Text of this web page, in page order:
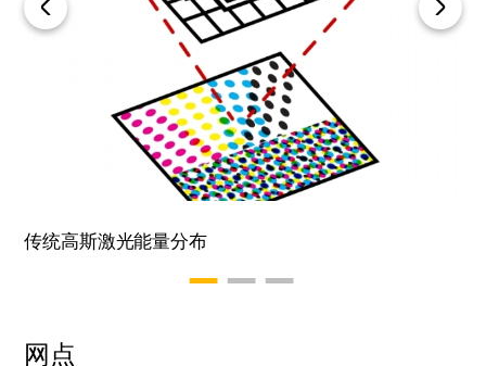
传统高斯激光能量分布
GLV 激光能量分布
方形光点技术激光能量分布
2
网点